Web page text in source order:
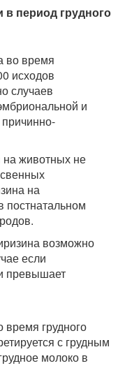
период грудного
во время
исходов
случаев
и
причинно-
животных не
на
постнатальном
возможно
если
превышает
время грудного
с грудным
молоко в